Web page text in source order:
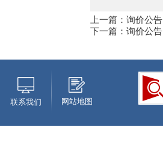
上一篇：询价公告
下一篇：询价公告
联系我们 网站地图